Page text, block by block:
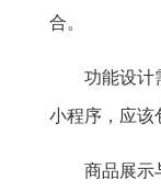
合。
功能设计
小程序，应该
商品展示